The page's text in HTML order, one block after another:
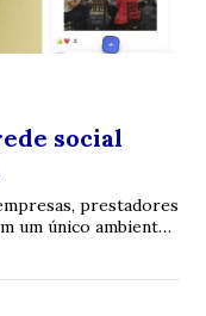
social
prestadores
um único ambiente